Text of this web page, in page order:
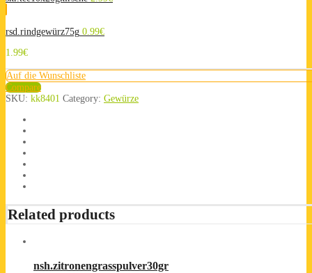
rsd.rindgewürz75g 0.99€
1.99€
Auf die Wunschliste
Compare
SKU: kk8401 Category: Gewürze
Related products
nsh.zitronengrasspulver30gr